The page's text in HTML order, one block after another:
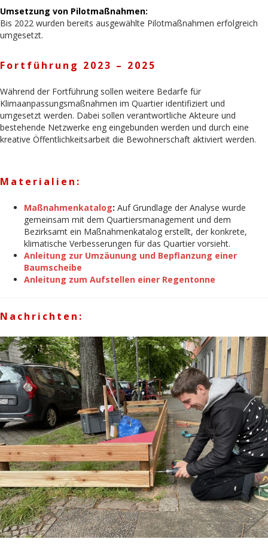
Umsetzung von Pilotmaßnahmen:
Bis 2022 wurden bereits ausgewählte Pilotmaßnahmen erfolgreich
umgesetzt.
Fortführung 2023 – 2025
Während der Fortführung sollen weitere Bedarfe für
Klimaanpassungsmaßnahmen im Quartier identifiziert und
umgesetzt werden. Dabei sollen verantwortliche Akteure und
bestehende Netzwerke eng eingebunden werden und durch eine
kreative Öffentlichkeitsarbeit die Bewohnerschaft aktiviert werden.
Materialien:
Maßnahmenkatalog: Auf Grundlage der Analyse wurde
gemeinsam mit dem Quartiersmanagement und dem
Bezirksamt ein Maßnahmenkatalog erstellt, der konkrete,
klimatische Verbesserungen für das Quartier vorsieht.
Anleitung zur Umzäunung und Bepflanzung einer
Baumscheibe
Anleitung zum Aufstellen einer Regentonne
Nachrichten: